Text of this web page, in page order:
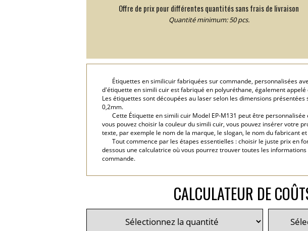
Offre de prix pour différentes quantités sans frais de livraison
Quantité minimum: 50 pcs.
Étiquettes en similicuir fabriquées sur commande, personnalisées
d'étiquette en simili cuir est fabriqué en polyuréthane, également
Les étiquettes sont découpées au laser selon les dimensions
0,2mm.
Cette Étiquette en simili cuir Model EP-M131 peut être
vous pouvez choisir la couleur du simili cuir, vous pouvez insérer votre
texte, par exemple le nom de la marque, le slogan, le nom du fabricant
Tout commence par les étapes essentielles : choisir le juste prix en
dessous une calculatrice où vous pourrez trouver toutes les
commande.
CALCULATEUR DE